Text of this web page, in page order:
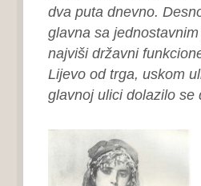
dva puta dnevno.
glavna sa
najviši državni
Lijevo od trga, uskom
glavnoj ulici dolazilo se